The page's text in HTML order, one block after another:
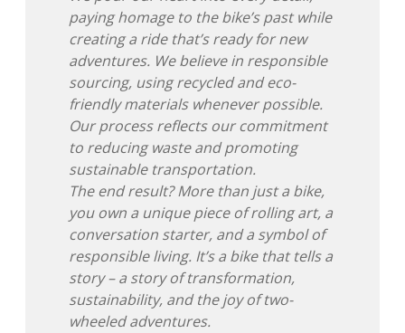
paying homage to the bike’s past while
creating a ride that’s ready for new
adventures. We believe in responsible
sourcing, using recycled and eco-
friendly materials whenever possible.
Our process reflects our commitment
to reducing waste and promoting
sustainable transportation.
The end result? More than just a bike,
you own a unique piece of rolling art, a
conversation starter, and a symbol of
responsible living. It’s a bike that tells a
story – a story of transformation,
sustainability, and the joy of two-
wheeled adventures.